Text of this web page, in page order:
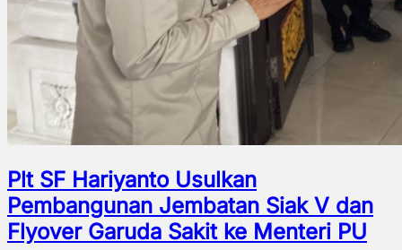
Plt SF Hariyanto Usulkan
Pembangunan Jembatan Siak V dan
Flyover Garuda Sakit ke Menteri PU